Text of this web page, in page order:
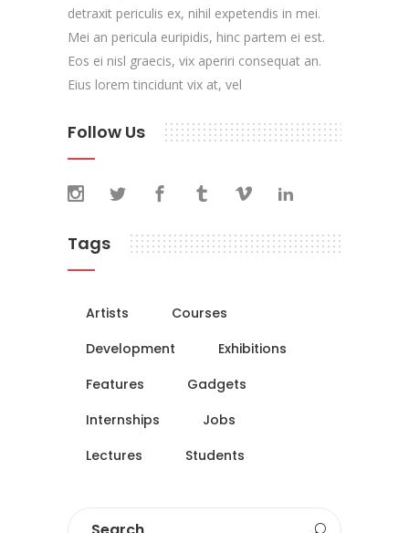
detraxit periculis ex, nihil expetendis in mei.
Mei an pericula euripidis, hinc partem ei est.
Eos ei nisl graecis, vix aperiri consequat an.
Eius lorem tincidunt vix at, vel
Follow Us
Tags
Artists
Courses
Development
Exhibitions
Features
Gadgets
Internships
Jobs
Lectures
Students